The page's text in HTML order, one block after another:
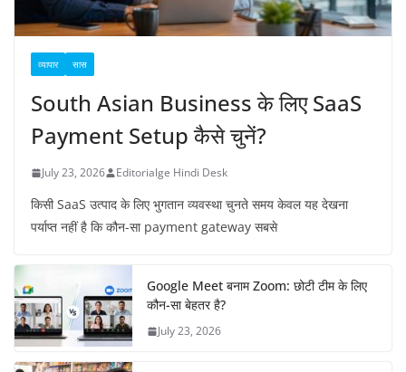
व्यापार सास
South Asian Business के लिए SaaS
Payment Setup कैसे चुनें?
July 23, 2026 Editorialge Hindi Desk
किसी SaaS उत्पाद के लिए भुगतान व्यवस्था चुनते समय केवल यह देखना
पर्याप्त नहीं है कि कौन-सा payment gateway सबसे
Google Meet बनाम Zoom: छोटी टीम के लिए
कौन-सा बेहतर है?
July 23, 2026